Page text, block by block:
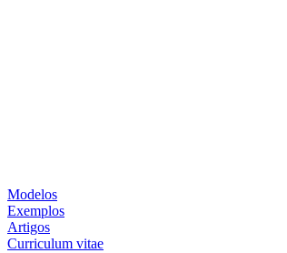
Modelos
Exemplos
Artigos
Curriculum vitae